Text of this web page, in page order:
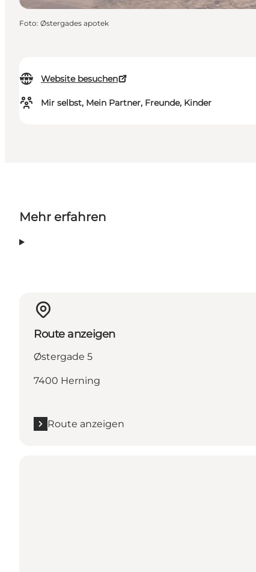
Website besuchen
Mir selbst, Mein Partner, Freunde, Kinder
Foto: Østergades apotek
Mehr erfahren
Route anzeigen
Østergade 5
7400 Herning
Route anzeigen